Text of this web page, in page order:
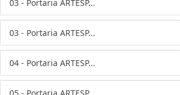
03 - Portaria ARTESP...
03 - Portaria ARTESP...
04 - Portaria ARTESP...